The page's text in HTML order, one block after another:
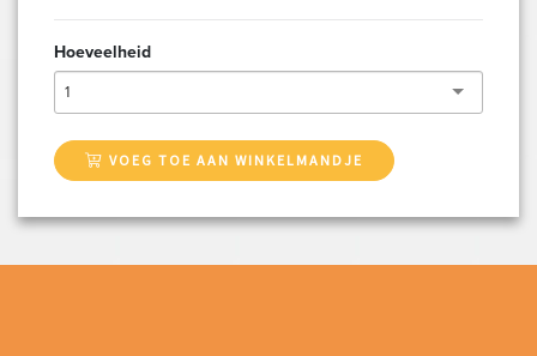
Hoeveelheid
1
VOEG TOE AAN WINKELMANDJE